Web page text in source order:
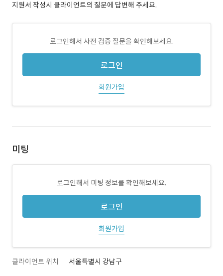
지원서 작성시 클라이언트의 질문에 답변해 주세요.
로그인해서 사전 검증 질문을 확인해보세요.
로그인
회원가입
미팅
로그인해서 미팅 정보를 확인해보세요.
로그인
회원가입
클라이언트 위치 서울특별시 강남구